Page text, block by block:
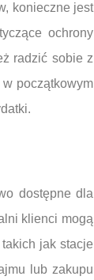
konieczne jest
ochrony
radzić sobie z
w początkowym
dostępne dla
klienci mogą
jak stacje
lub zakupu